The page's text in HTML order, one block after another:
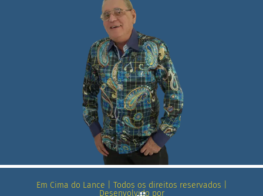
Em Cima do Lance | Todos os direitos reservados |
Desenvolvido por